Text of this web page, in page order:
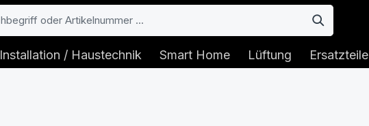
Installation / Haustechnik Smart Home Lüftung Ersatzteile